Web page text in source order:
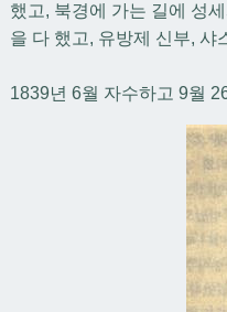
했고, 북경에 가는 길에 성
을 다 했고, 유방제 신부, 샤
1839년 6월 자수하고 9월